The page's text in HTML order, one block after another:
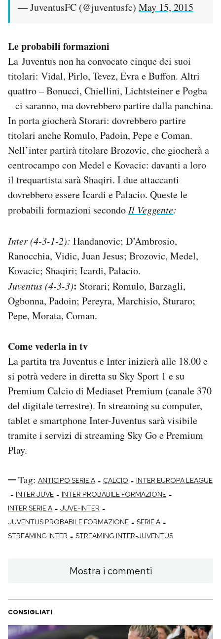
— JuventusFC (@juventusfc) May 15, 2015
Le probabili formazioni
La Juventus non ha convocato cinque dei suoi
titolari: Vidal, Pirlo, Tevez, Evra e Buffon. Altri
quattro – Bonucci, Chiellini, Lichtsteiner e Pogba
– ci saranno, ma dovrebbero partire dalla panchina.
In porta giocherà Storari: dovrebbero partire
titolari anche Romulo, Padoin, Pepe e Coman.
Nell’inter partirà titolare Brozovic, che giocherà a
centrocampo con Medel e Kovacic: davanti a loro
il trequartista sarà Shaqiri. I due attaccanti
dovrebbero essere Icardi e Palacio. Queste le
probabili formazioni secondoIl Veggente:
Inter (4-3-1-2): Handanovic; D’Ambrosio,
Ranocchia, Vidic, Juan Jesus; Brozovic, Medel,
Kovacic; Shaqiri; Icardi, Palacio.
Juventus (4-3-3): Storari; Romulo, Barzagli,
Ogbonna, Padoin; Pereyra, Marchisio, Sturaro;
Pepe, Morata, Coman.
Come vederla in tv
La partita tra Juventus e Inter inizierà alle 18.00 e
si potrà vedere in diretta su Sky Sport 1 e su
Premium Calcio di Mediaset Premium (canale 370
del digitale terrestre). In streaming su computer,
tablet e smartphone Inter-Juventus sarà visibile
tramite i servizi di streaming Sky Go e Premium
Play.
Tag: ANTICIPO SERIE A - CALCIO - INTER EUROPA LEAGUE
- INTER JUVE - INTER PROBABILE FORMAZIONE -
INTER SERIE A - JUVE-INTER -
JUVENTUS PROBABILE FORMAZIONE - SERIE A -
STREAMING INTER - STREAMING INTER-JUVENTUS
Mostra i commenti
CONSIGLIATI